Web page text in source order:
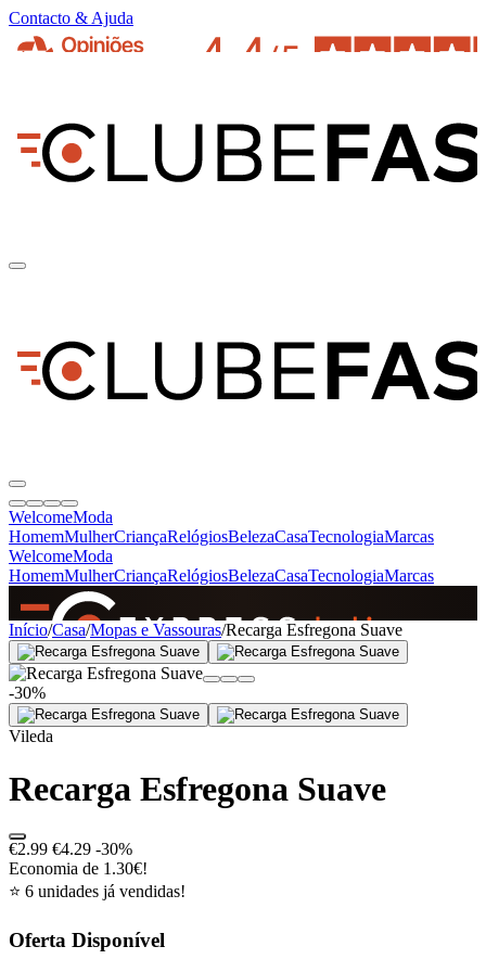
Contacto & Ajuda
WelcomeModa
HomemMulherCriançaRelógiosBelezaCasaTecnologiaMarcas
WelcomeModa
HomemMulherCriançaRelógiosBelezaCasaTecnologiaMarcas
SINCE 2005
+de 36.000 reviews
Início/Casa/Mopas e Vassouras/Recarga Esfregona Suave
-30%
Vileda
Recarga Esfregona Suave
€2.99 €4.29 -30%
Economia de 1.30€!
⭐ 6 unidades já vendidas!
Oferta Disponível